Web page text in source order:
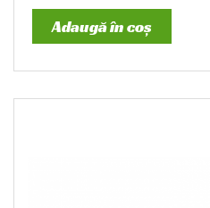
Adaugă în coș